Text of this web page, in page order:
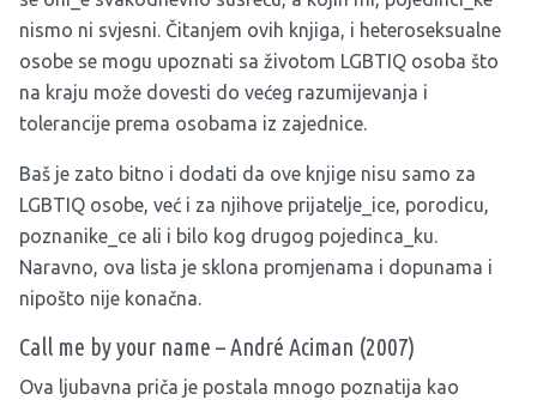
nismo ni svjesni. Čitanjem ovih knjiga, i heteroseksualne
osobe se mogu upoznati sa životom LGBTIQ osoba što
na kraju može dovesti do većeg razumijevanja i
tolerancije prema osobama iz zajednice.
Baš je zato bitno i dodati da ove knjige nisu samo za
LGBTIQ osobe, već i za njihove prijatelje_ice, porodicu,
poznanike_ce ali i bilo kog drugog pojedinca_ku.
Naravno, ova lista je sklona promjenama i dopunama i
nipošto nije konačna.
Call me by your name – André Aciman (2007)
Ova ljubavna priča je postala mnogo poznatija kao